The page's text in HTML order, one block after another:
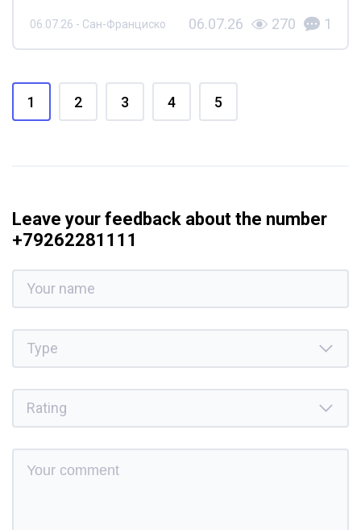
06.07.26 - Сан-Франциско 06.07.26 270 1
1 2 3 4 5
Leave your feedback about the number
+79262281111